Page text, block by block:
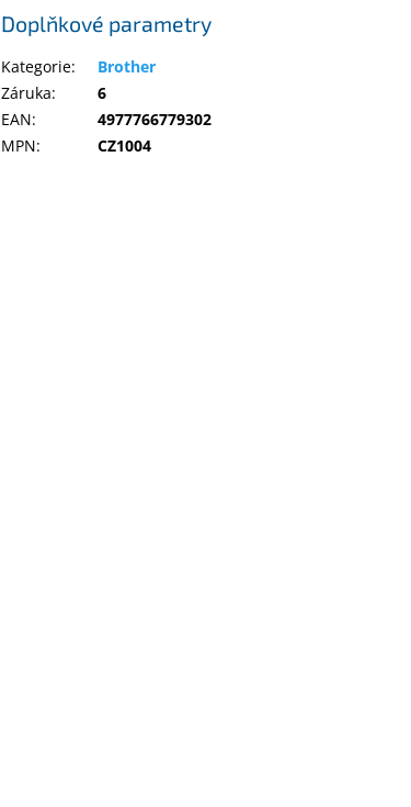
Doplňkové parametry
Kategorie:
Brother
Záruka:
6
EAN:
4977766779302
MPN: CZ1004